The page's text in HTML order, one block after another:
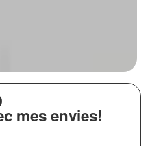
mes envies!